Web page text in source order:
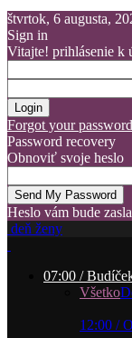
štvrtok, 6 augusta,
Sign in
Vitajte! prihlásenie k
Forgot your
Password recovery
Obnoviť svoje heslo
Heslo vám bude
deň ženy
07:00 /
Všetko
12:00 /